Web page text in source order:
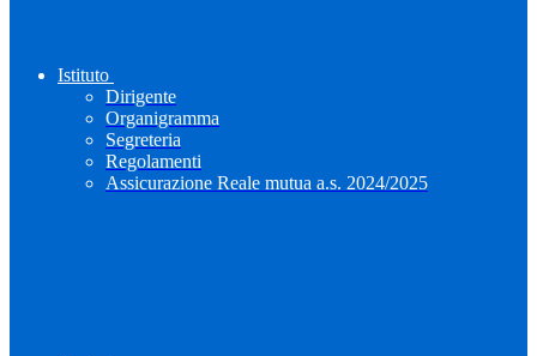
Istituto
Dirigente
Organigramma
Segreteria
Regolamenti
Assicurazione Reale mutua a.s. 2024/2025